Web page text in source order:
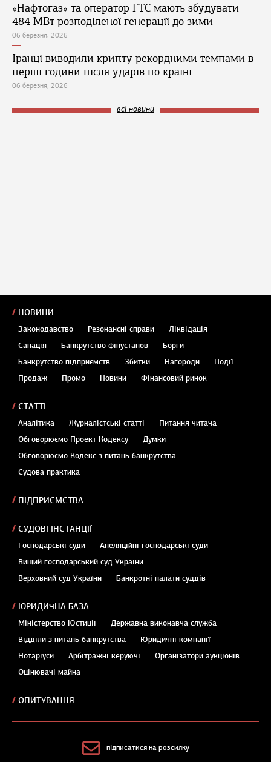
«Нафтогаз» та оператор ГТС мають збудувати
484 МВт розподіленої генерації до зими
06 березня, 2026
Іранці виводили крипту рекордними темпами в
перші години після ударів по країні
06 березня, 2026
всі новини
НОВИНИ
Законодавство Резонансні справи
Ліквідація
Санація
Банкрутство фінустанов
Борги
Банкрутство підприємств
Збитки Нагороди
Події
Продаж
Промо Новини Фінансовий ринок
СТАТТІ
Аналітика Журналістські статті
Питання читача
Обговорюємо Проект Кодексу
Думки
Обговорюємо Кодекс з питань банкрутства
Судова практика
ПІДПРИЄМСТВА
СУДОВІ ІНСТАНЦІЇ
Господарські суди
Апеляційні господарські суди
Вищий господарський суд України
Верховний суд України
Банкротні палати суддів
ЮРИДИЧНА БАЗА
Міністерство Юстиції
Державна виконавча служба
Відділи з питань банкрутства
Юридичні компанії
Нотаріуси
Арбітражні керуючі
Організатори аукціонів
Оцінювачі майна
ОПИТУВАННЯ
підписатися на розсилку